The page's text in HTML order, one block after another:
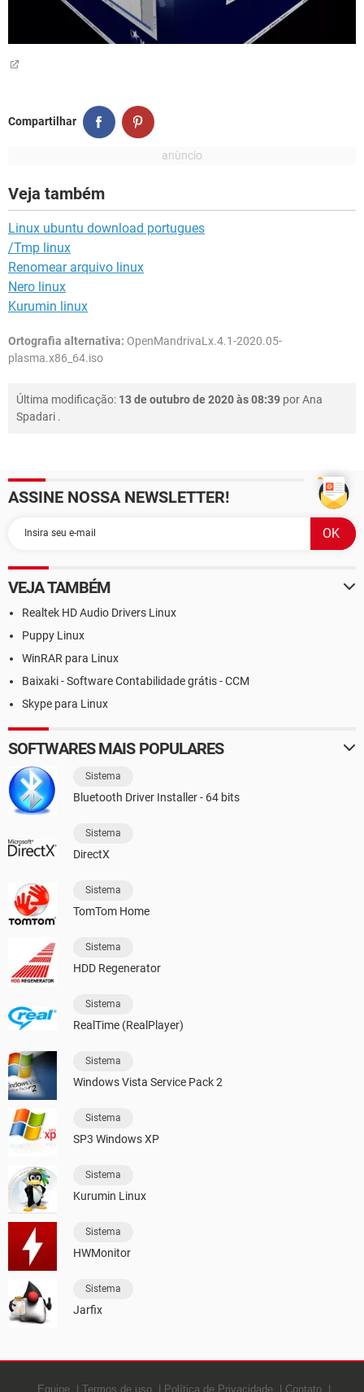
Compartilhar
Veja também
Linux ubuntu download portugues
/Tmp linux
Renomear arquivo linux
Nero linux
Kurumin linux
Ortografia alternativa: OpenMandrivaLx.4.1-2020.05-
plasma.x86_64.iso
Última modificação: 13 de outubro de 2020 às 08:39 porAna
Spadari .
ASSINE NOSSA NEWSLETTER!
VEJA TAMBÉM
Realtek HD Audio Drivers Linux
Puppy Linux
WinRAR para Linux
Baixaki - Software Contabilidade grátis - CCM
Skype para Linux
SOFTWARES MAIS POPULARES
Sistema
Bluetooth Driver Installer - 64 bits
Sistema
DirectX
Sistema
TomTom Home
Sistema
HDD Regenerator
Sistema
RealTime (RealPlayer)
Sistema
Windows Vista Service Pack 2
Sistema
SP3 Windows XP
Sistema
Kurumin Linux
Sistema
HWMonitor
Sistema
Jarfix
Equipe Termos de uso Política de Privacidade Contato